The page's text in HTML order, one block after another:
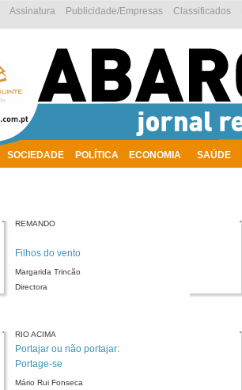
SOCIEDADE POLÍTICA ECONOMIA SAÚDE
Classificados
Publicidade/Empresas
Assinatura
REMANDO
Filhos do vento
Margarida Trincão
Directora
RIO ACIMA
Portajar ou não portajar:
Portage-se
Mário Rui Fonseca